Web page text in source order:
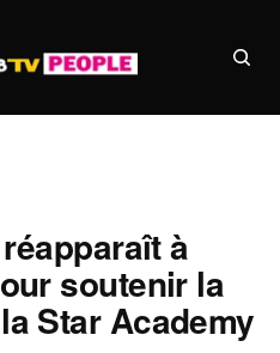
à
soutenir la
Star Academy